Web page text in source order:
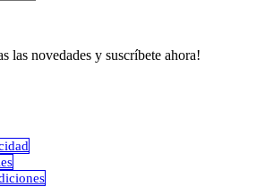
las novedades y suscríbete ahora!